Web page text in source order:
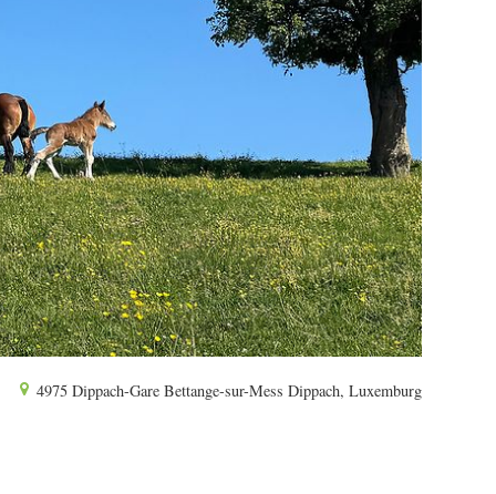
4975 Dippach-Gare Bettange-sur-Mess Dippach, Luxemburg